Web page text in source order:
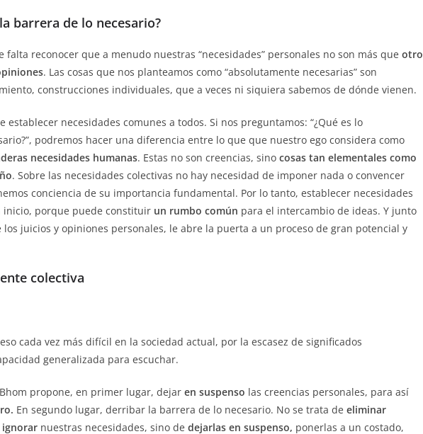
barrera de lo necesario?
falta reconocer que a menudo nuestras “necesidades” personales no son más que otro
. Las cosas que nos planteamos como “absolutamente necesarias” son
construcciones individuales, que a veces ni siquiera sabemos de dónde vienen.
establecer necesidades comunes a todos. Si nos preguntamos: “¿Qué es lo
podremos hacer una diferencia entre lo que que nuestro ego considera como
necesidades humanas. Estas no son creencias, sino cosas tan elementales como
. Sobre las necesidades colectivas no hay necesidad de imponer nada o convencer
conciencia de su importancia fundamental. Por lo tanto, establecer necesidades
inicio, porque puede constituir un rumbo común para el intercambio de ideas. Y junto
los juicios y opiniones personales, le abre la puerta a un proceso de gran potencial y
colectiva
cada vez más difícil en la sociedad actual, por la escasez de significados
generalizada para escuchar.
propone, en primer lugar, dejar en suspenso las creencias personales, para así
En segundo lugar, derribar la barrera de lo necesario. No se trata de eliminar
ignorar nuestras necesidades, sino de dejarlas en suspenso, ponerlas a un costado,